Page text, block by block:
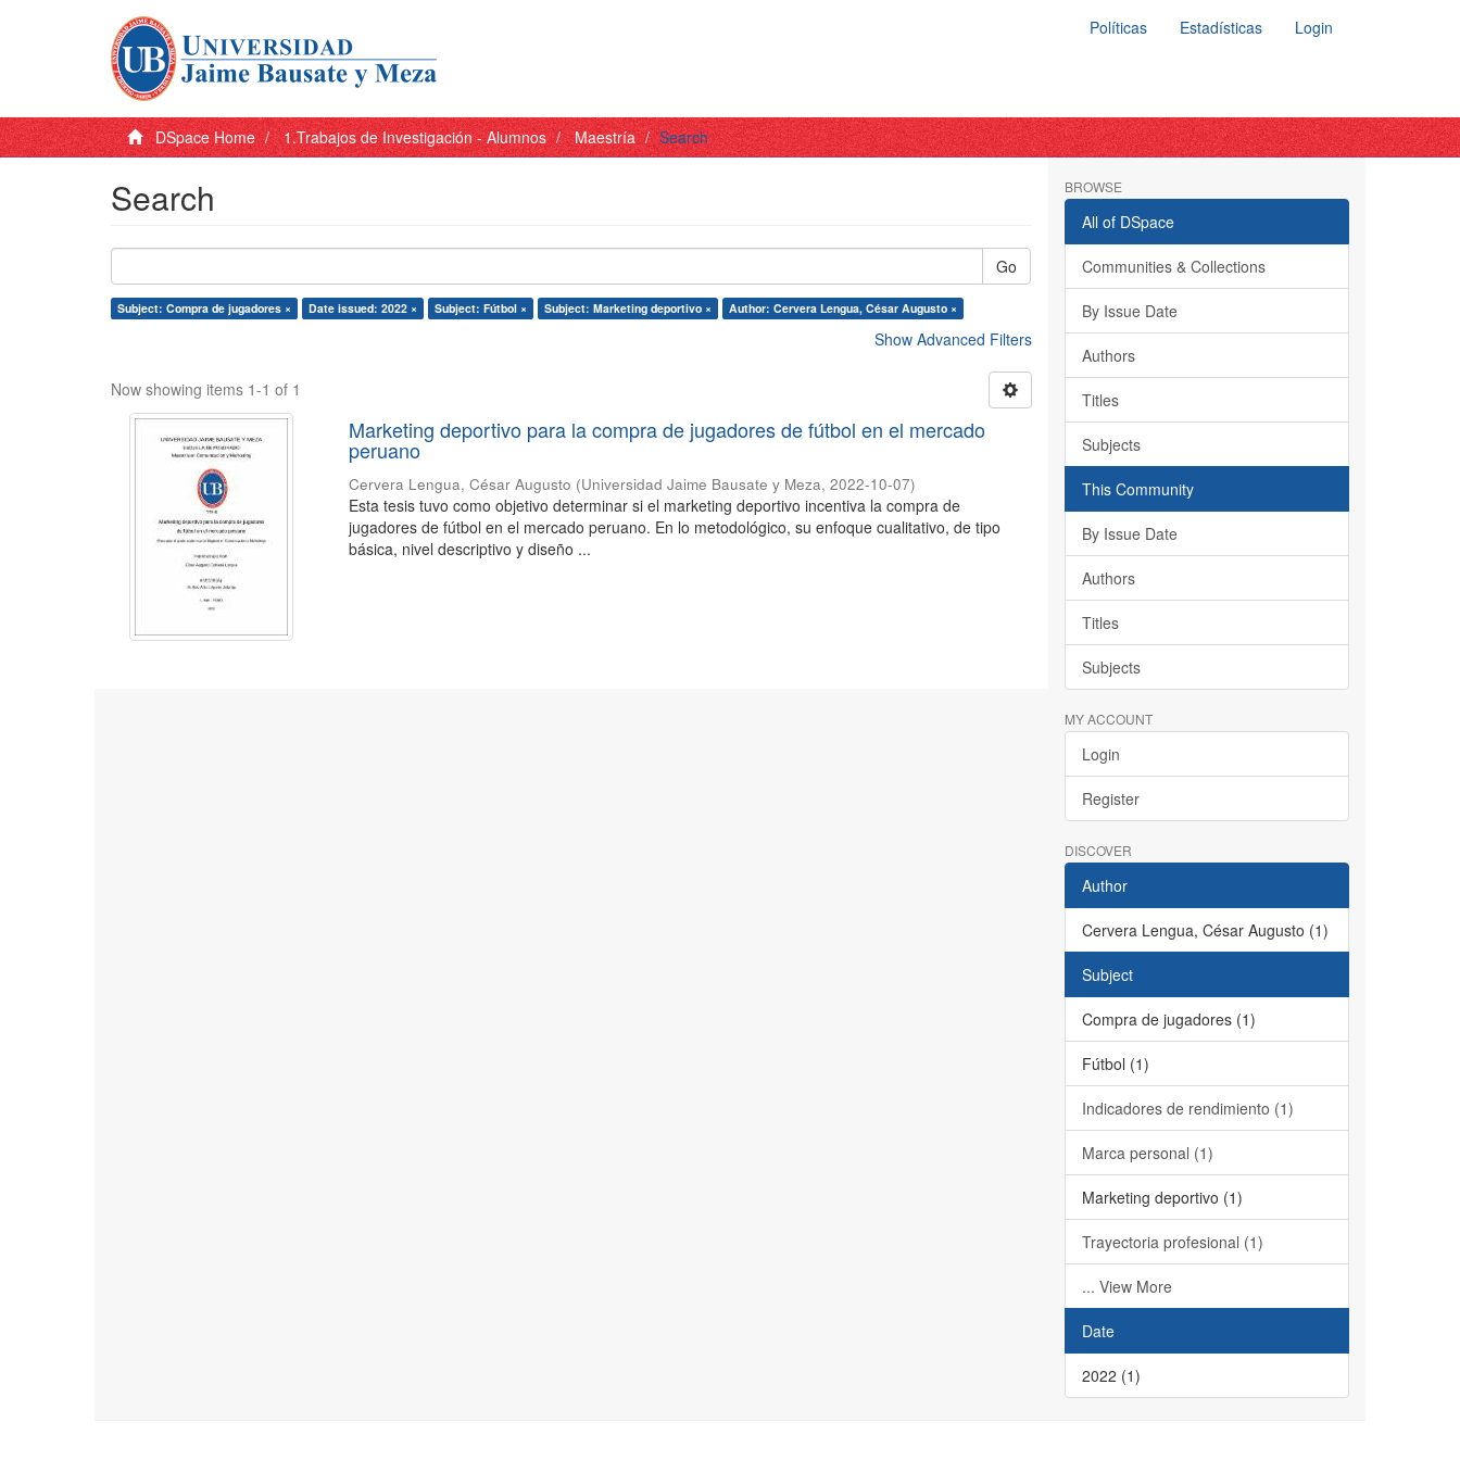
Políticas Estadísticas Login
DSpace Home 1.Trabajos de Investigación - Alumnos Maestría Search
Search
Go
Subject: Compra de jugadores × Date issued: 2022 × Subject: Fútbol × Subject: Marketing deportivo × Author: Cervera Lengua, César Augusto ×
Show Advanced Filters
Now showing items 1-1 of 1
Marketing deportivo para la compra de jugadores de fútbol en el mercado
peruano
Cervera Lengua, César Augusto (Universidad Jaime Bausate y Meza,2022-10-07)
Esta tesis tuvo como objetivo determinar si el marketing deportivo incentiva la compra de
jugadores de fútbol en el mercado peruano. En lo metodológico, su enfoque cualitativo, de tipo
básica, nivel descriptivo y diseño ...
BROWSE
All of DSpace
Communities & Collections
By Issue Date
Authors
Titles
Subjects
This Community
By Issue Date
Authors
Titles
Subjects
MY ACCOUNT
Login
Register
DISCOVER
Author
Cervera Lengua, César Augusto (1)
Subject
Compra de jugadores (1)
Fútbol (1)
Indicadores de rendimiento (1)
Marca personal (1)
Marketing deportivo (1)
Trayectoria profesional (1)
... View More
Date
2022 (1)